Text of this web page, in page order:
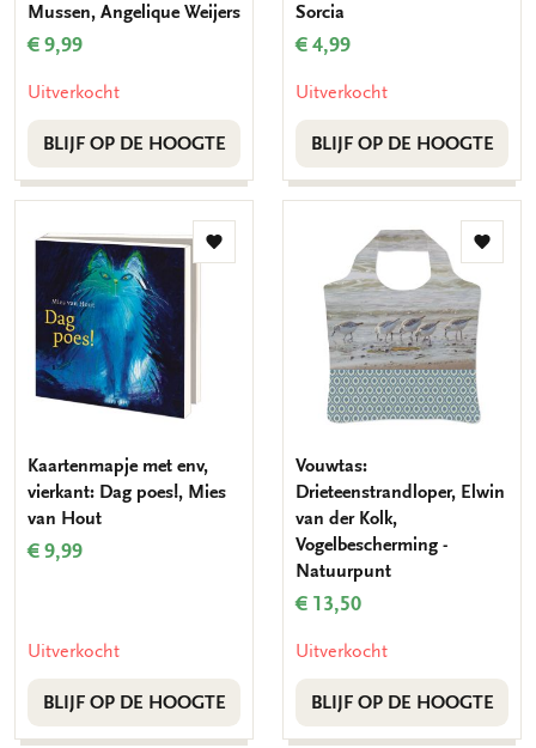
Mussen, Angelique Weijers
€ 9,99
Uitverkocht
BLIJF OP DE HOOGTE
Sorcia
€ 4,99
Uitverkocht
BLIJF OP DE HOOGTE
Toevoegen
Kaartenmapje met env,
vierkant: Dag poes!, Mies
van Hout
€ 9,99
Uitverkocht
BLIJF OP DE HOOGTE
Vouwtas:
Drieteenstrandloper, Elwin
van der Kolk,
Vogelbescherming -
Natuurpunt
€ 13,50
Uitverkocht
BLIJF OP DE HOOGTE